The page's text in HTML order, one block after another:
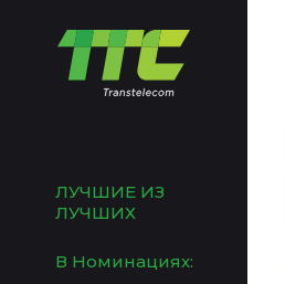
ЛУЧШИЕ ИЗ
ЛУЧШИХ
В Номинациях: